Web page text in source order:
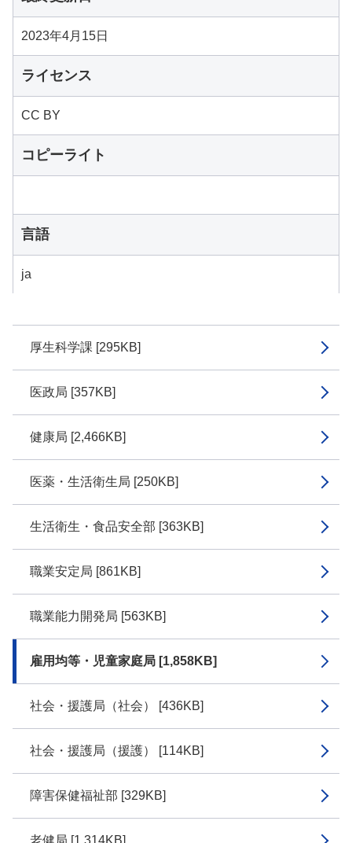
厚生科学課 [295KB]
医政局 [357KB]
健康局 [2,466KB]
医薬・生活衛生局 [250KB]
生活衛生・食品安全部 [363KB]
職業安定局 [861KB]
職業能力開発局 [563KB]
雇用均等・児童家庭局 [1,858KB]
社会・援護局（社会） [436KB]
社会・援護局（援護） [114KB]
障害保健福祉部 [329KB]
老健局 [1,314KB]
2023年4月15日
ライセンス
CC BY
コピーライト
言語
ja